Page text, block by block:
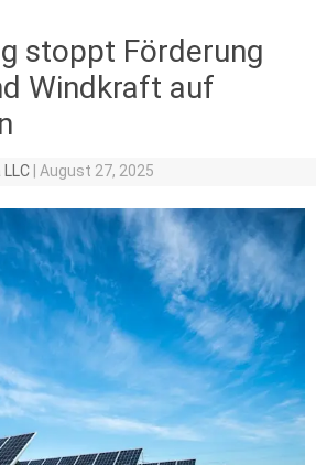
stoppt Förderung
Windkraft auf
LLC August 27, 2025